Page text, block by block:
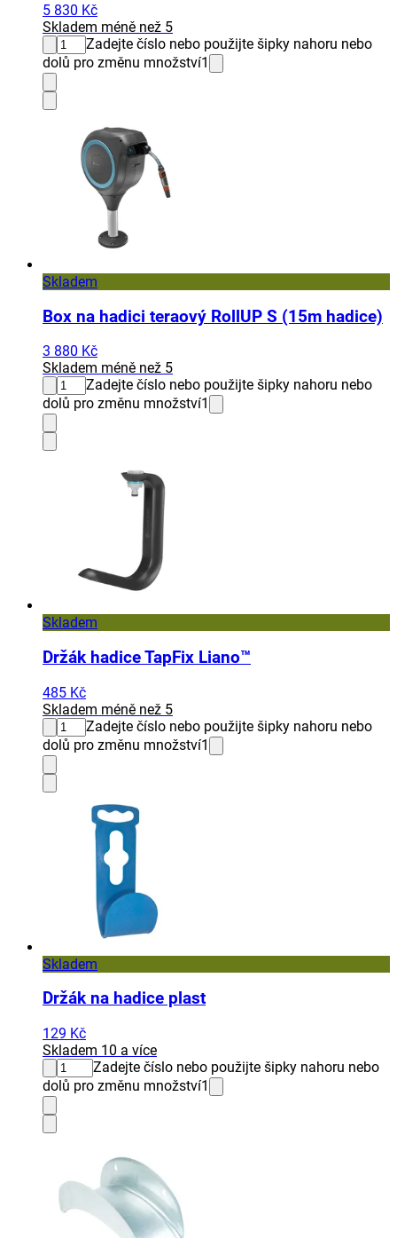
5 830 Kč
Skladem méně než 5
Zadejte číslo nebo použijte šipky nahoru nebo
dolů pro změnu množství1
Skladem
Box na hadici teraový RollUP S (15m hadice)
3 880 Kč
Skladem méně než 5
Zadejte číslo nebo použijte šipky nahoru nebo
dolů pro změnu množství1
Skladem
Držák hadice TapFix Liano™
485 Kč
Skladem méně než 5
Zadejte číslo nebo použijte šipky nahoru nebo
dolů pro změnu množství1
Skladem
Držák na hadice plast
129 Kč
Skladem 10 a více
Zadejte číslo nebo použijte šipky nahoru nebo
dolů pro změnu množství1